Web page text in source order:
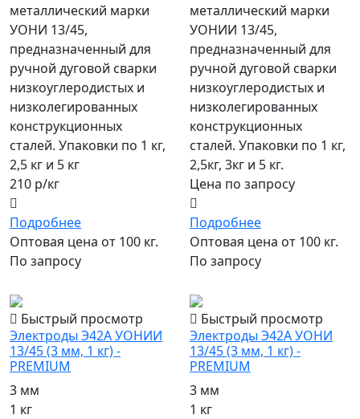
металлический марки
УОНИ 13/45,
предназначенный для
ручной дуговой сварки
низкоуглеродистых и
низколегированных
конструкционных
сталей. Упаковки по 1 кг,
2,5 кг и 5 кг
210 р/кг
Подробнее
Оптовая цена от 100 кг.
По запросу
металлический марки
УОНИИ 13/45,
предназначенный для
ручной дуговой сварки
низкоуглеродистых и
низколегированных
конструкционных
сталей. Упаковки по 1 кг,
2,5кг, 3кг и 5 кг.
Цена по запросу
Подробнее
Оптовая цена от 100 кг.
По запросу
Быстрый просмотр
Электроды Э42А УОНИИ
13/45 (3 мм, 1 кг) -
PREMIUM
3 мм
1 кг
Быстрый просмотр
Электроды Э42А УОНИ
13/45 (3 мм, 1 кг) -
PREMIUM
3 мм
1 кг